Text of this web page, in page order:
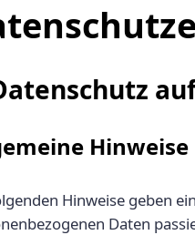
Hinweise
Hinweise geben
Daten